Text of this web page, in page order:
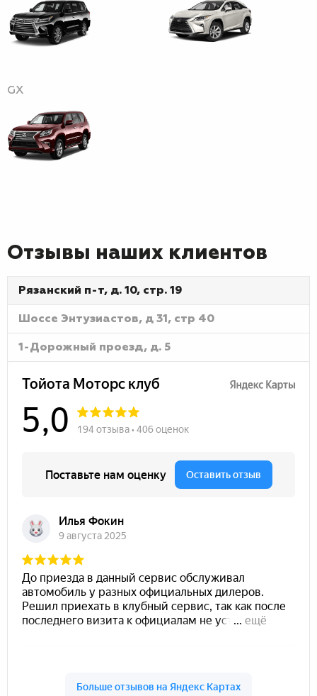
GX
Отзывы наших клиентов
Рязанский п-т, д. 10, стр. 19
Шоссе Энтузиастов, д 31, стр 40
1-Дорожный проезд, д. 5